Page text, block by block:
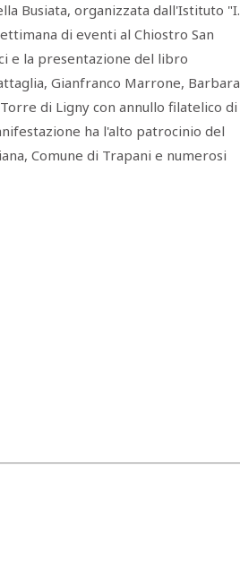
Busiata, organizzata dall'Istituto "I.
di eventi al Chiostro San
e la presentazione del libro
Gianfranco Marrone, Barbara
di Ligny con annullo filatelico di
ha l'alto patrocinio del
Comune di Trapani e numerosi